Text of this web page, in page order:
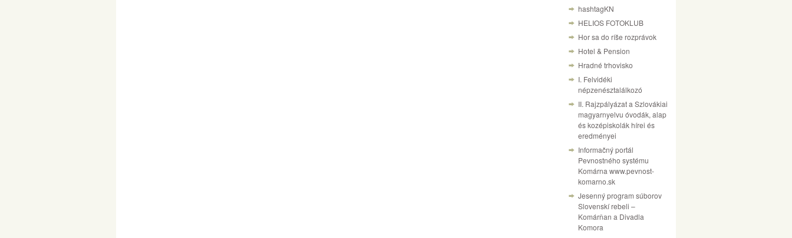
hashtagKN
HELIOS FOTOKLUB
Hor sa do ríše rozprávok
Hotel & Pension
Hradné trhovisko
I. Felvidéki
népzenésztalálkozó
II. Rajzpályázat a Szlovákiai
magyarnyelvu óvodák, alap
és kozépiskolák hírei és
eredményei
Informačný portál
Pevnostného systému
Komárna www.pevnost-
komarno.sk
Jesenný program súborov
Slovenskí rebeli –
Komárňan a Divadla
Komora